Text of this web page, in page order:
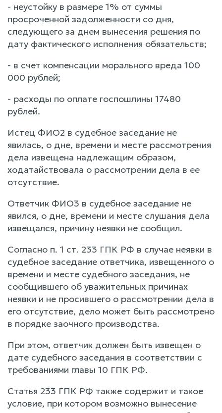
- неустойку в размере 1% от суммы
просроченной задолженности со дня,
следующего за днем вынесения решения по
дату фактического исполнения обязательств;
- в счет компенсации морального вреда 100
000 рублей;
- расходы по оплате госпошлины 17480
рублей.
Истец ФИО2 в судебное заседание не
явилась, о дне, времени и месте рассмотрения
дела извещена надлежащим образом,
ходатайствовала о рассмотрении дела в ее
отсутствие.
Ответчик ФИО3 в судебное заседание не
явился, о дне, времени и месте слушания дела
извещался, причину неявки не сообщил.
Согласно п. 1 ст. 233 ГПК РФ в случае неявки в
судебное заседание ответчика, извещенного о
времени и месте судебного заседания, не
сообщившего об уважительных причинах
неявки и не просившего о рассмотрении дела в
его отсутствие, дело может быть рассмотрено
в порядке заочного производства.
При этом, ответчик должен быть извещен о
дате судебного заседания в соответствии с
требованиями главы 10 ГПК РФ.
Статья 233 ГПК РФ также содержит и такое
условие, при котором возможно вынесение